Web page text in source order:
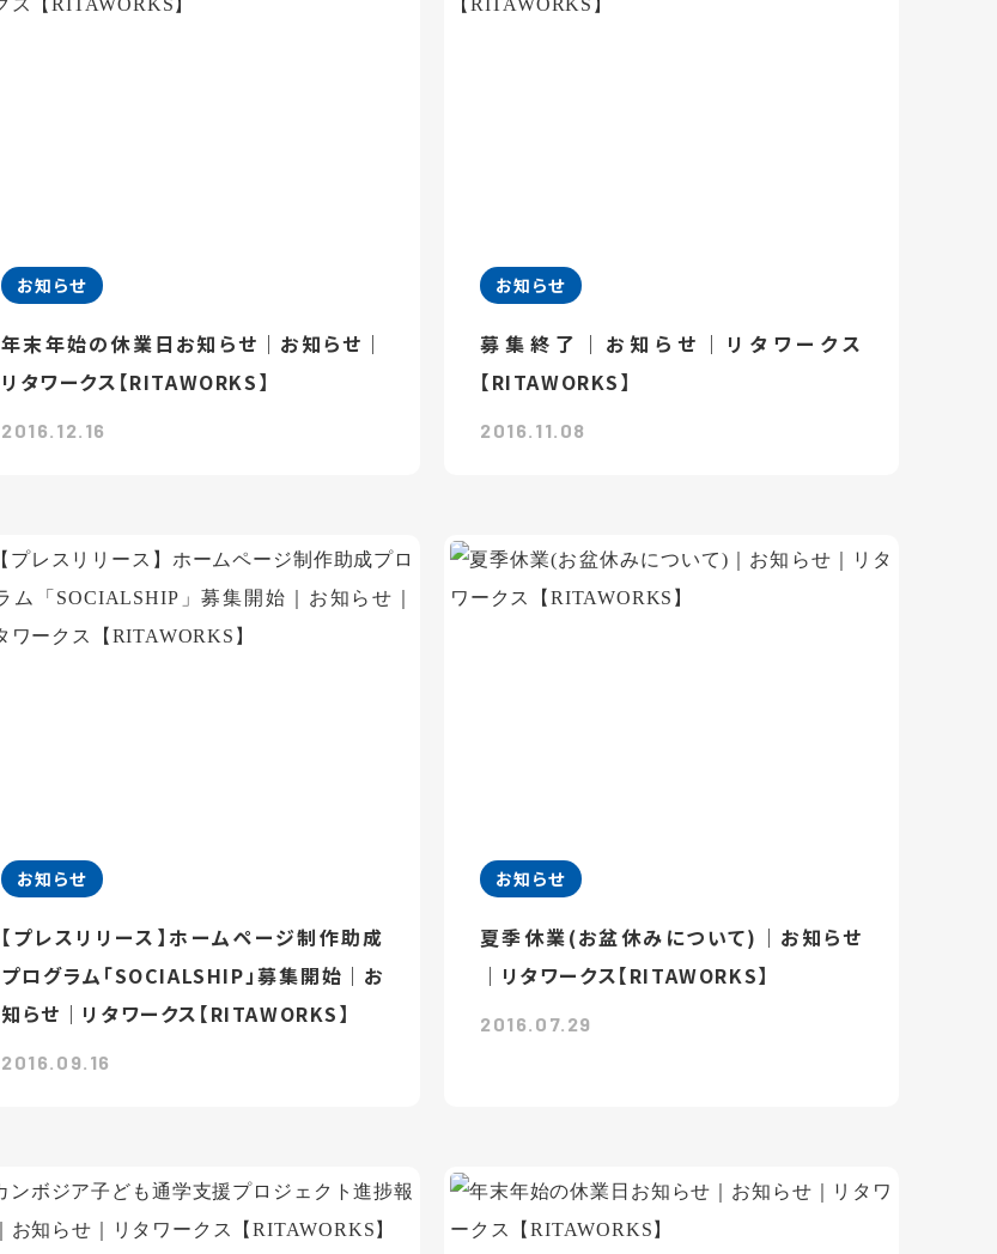
お知らせ
年末年始の休業日お知らせ｜お知らせ｜
リタワークス【RITAWORKS】
2016.12.16
お知らせ
募集終了｜お知らせ｜リタワークス
【RITAWORKS】
2016.11.08
お知らせ
【プレスリリース】ホームページ制作助成
プログラム「SOCIALSHIP」募集開始｜お
知らせ｜リタワークス【RITAWORKS】
2016.09.16
お知らせ
夏季休業(お盆休みについて)｜お知らせ
｜リタワークス【RITAWORKS】
2016.07.29